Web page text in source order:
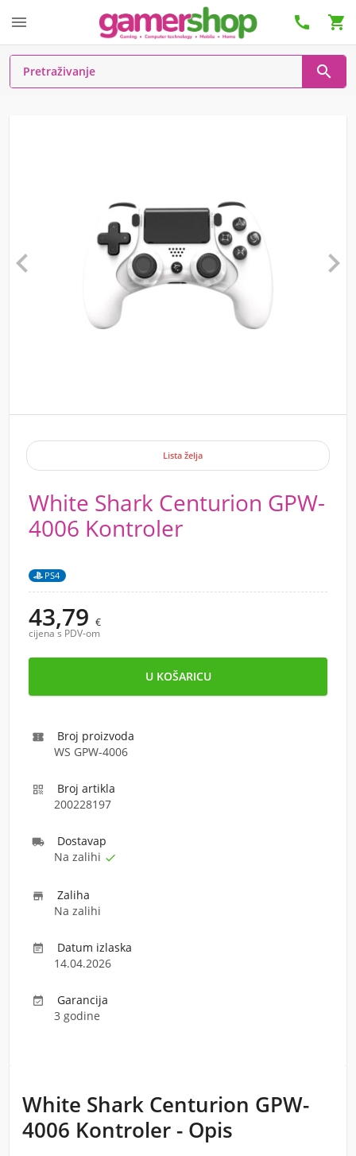
  

 
Lista želja
White Shark Centurion GPW-
4006 Kontroler
PS4
43,79 €
cijena s PDV-om

Broj proizvoda
WS GPW-4006

Broj artikla
200228197
 Dostavap
Na zalihi 

Zaliha
Na zalihi

Datum izlaska
14.04.2026

Garancija
3 godine
White Shark Centurion GPW-
4006 Kontroler - Opis